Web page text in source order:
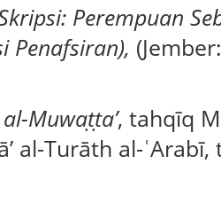
Perempuan
Penafsiran),
al-Muwaṭṭa’, tahqīq
al-Turāth al-